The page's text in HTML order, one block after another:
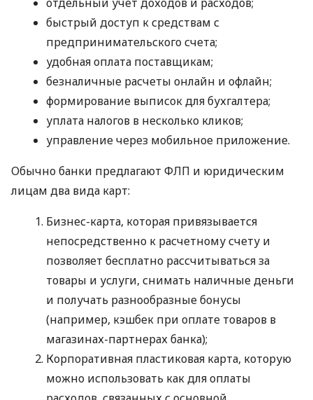
быстрый доступ к средствам с
предпринимательского счета;
удобная оплата поставщикам;
безналичные расчеты онлайн и офлайн;
формирование выписок для бухгалтера;
уплата налогов в несколько кликов;
управление через мобильное приложение.
Обычно банки предлагают ФЛП и юридическим
лицам два вида карт:
Бизнес-карта, которая привязывается
непосредственно к расчетному счету и
позволяет бесплатно рассчитываться за
товары и услуги, снимать наличные деньги
и получать разнообразные бонусы
(например, кэшбек при оплате товаров в
магазинах-партнерах банка);
Корпоративная пластиковая карта, которую
можно использовать как для оплаты